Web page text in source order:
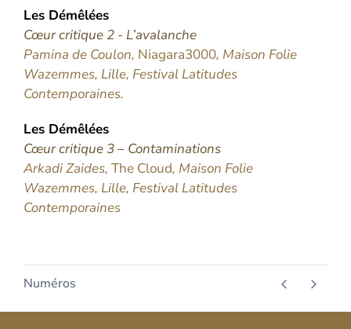
Les Démêlées
Cœur critique 2 - L’avalanche
Pamina de Coulon, Niagara3000, Maison Folie
Wazemmes, Lille, Festival Latitudes
Contemporaines.
Les Démêlées
Cœur critique 3 – Contaminations
Arkadi Zaides, The Cloud, Maison Folie
Wazemmes, Lille, Festival Latitudes
Contemporaines
Numéros